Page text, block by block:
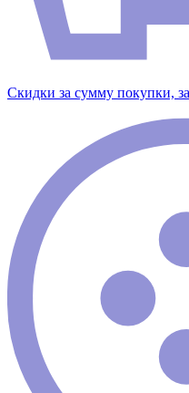
Скидки за сумму покупки,